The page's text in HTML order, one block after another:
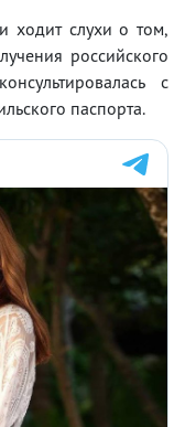
ходит слухи о том,
российского
с
паспорта.